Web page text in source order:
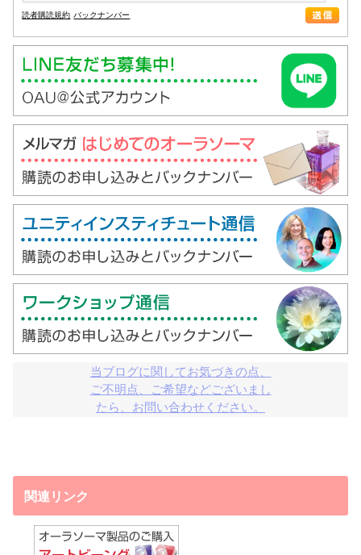
読者購読規約 バックナンバー
当ブログに関してお気づきの点、
ご不明点、ご希望などございまし
たら、お問い合わせください。
関連リンク